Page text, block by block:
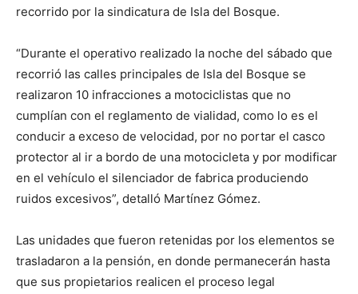
recorrido por la sindicatura de Isla del Bosque.
“Durante el operativo realizado la noche del sábado que
recorrió las calles principales de Isla del Bosque se
realizaron 10 infracciones a motociclistas que no
cumplían con el reglamento de vialidad, como lo es el
conducir a exceso de velocidad, por no portar el casco
protector al ir a bordo de una motocicleta y por modificar
en el vehículo el silenciador de fabrica produciendo
ruidos excesivos”, detalló Martínez Gómez.
Las unidades que fueron retenidas por los elementos se
trasladaron a la pensión, en donde permanecerán hasta
que sus propietarios realicen el proceso legal